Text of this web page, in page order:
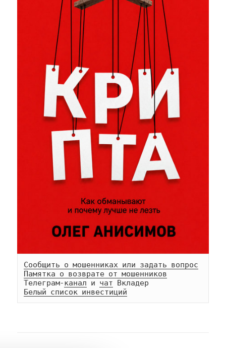
Сообщить о мошенниках или задать вопрос
Памятка о возврате от мошенников
Телеграм-канал и чат
Белый список инвестиций